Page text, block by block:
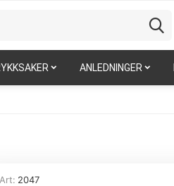
ANLEDNINGER
Art: 2047